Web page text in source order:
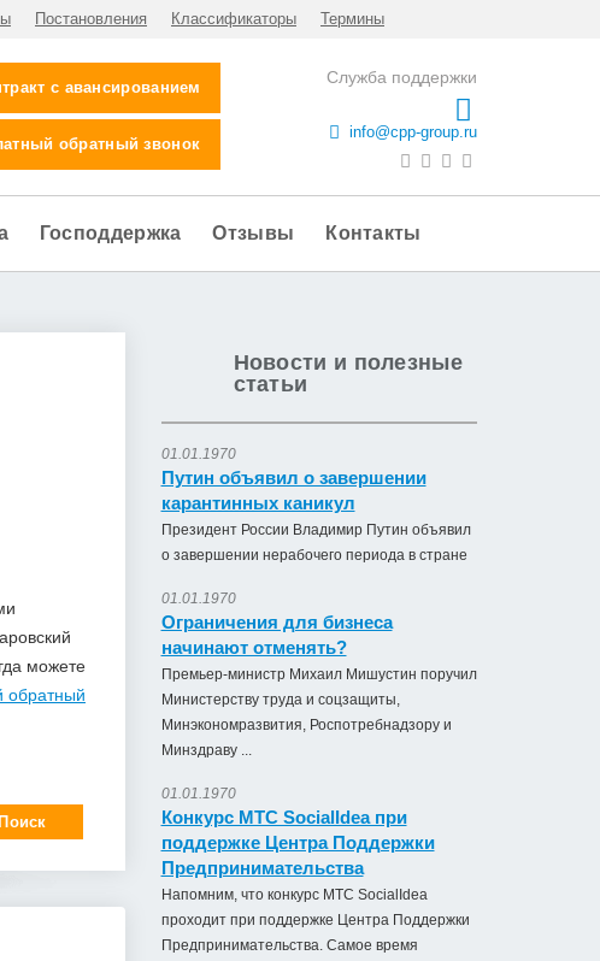
Постановления Классификаторы Термины
с авансированием
обратный звонок
Служба поддержки
info@cpp-group.ru
Господдержка Отзывы Контакты
можете
обратный
Новости и полезные
статьи
01.01.1970
Путин объявил о завершении
карантинных каникул
Президент России Владимир Путин объявил
о завершении нерабочего периода в стране
01.01.1970
Ограничения для бизнеса
начинают отменять?
Премьер-министр Михаил Мишустин поручил
Министерству труда и соцзащиты,
Минэкономразвития, Роспотребнадзору и
Минздраву ...
01.01.1970
Конкурс МТС SocialIdea при
поддержке Центра Поддержки
Предпринимательства
Напомним, что конкурс МТС SocialIdea
проходит при поддержке Центра Поддержки
Предпринимательства. Самое время